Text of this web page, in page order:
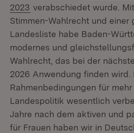
2023 (Öffnet in neuem Fenster)
verabschiedet wurde.
Stimmen-Wahlrecht und einer
Landesliste habe Baden-
modernes und
Wahlrecht, das bei der
2026 Anwendung finden wird.
Rahmenbedingungen für
Landespolitik wesentlich
Jahre nach dem aktiven und
für Frauen haben wir in